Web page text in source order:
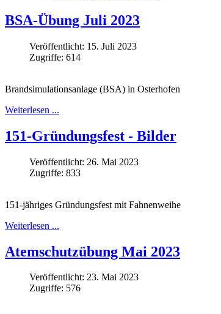
BSA-Übung Juli 2023
Veröffentlicht: 15. Juli 2023
Zugriffe: 614
Brandsimulationsanlage (BSA) in Osterhofen
Weiterlesen ...
151-Gründungsfest - Bilder
Veröffentlicht: 26. Mai 2023
Zugriffe: 833
151-jähriges Gründungsfest mit Fahnenweihe
Weiterlesen ...
Atemschutzübung Mai 2023
Veröffentlicht: 23. Mai 2023
Zugriffe: 576